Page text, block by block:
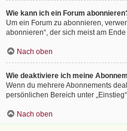
Wie kann ich ein Forum
Um ein Forum zu abonnieren,
abonnieren“, der sich meist am
Nach oben
Wie deaktiviere ich meine
Wenn du mehrere Abonnements
persönlichen Bereich unter
Nach oben